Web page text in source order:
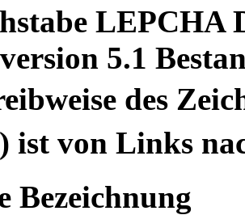
LEPCHA
5.1
des
ist von Links
Bezeichnung